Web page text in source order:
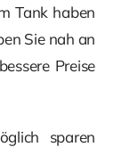
Tank haben
Sie nah an
Preise
sparen